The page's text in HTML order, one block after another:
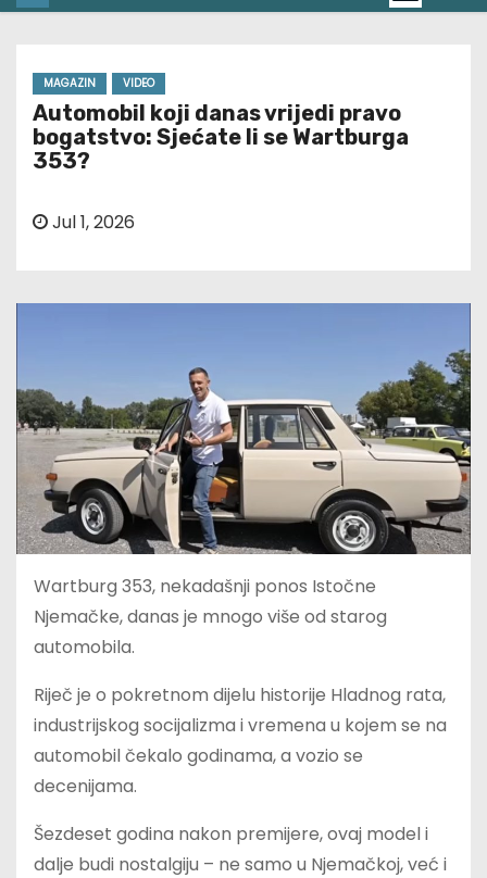
MAGAZIN VIDEO
Automobil koji danas vrijedi pravo
bogatstvo: Sjećate li se Wartburga
353?
Jul 1, 2026
Wartburg 353, nekadašnji ponos Istočne
Njemačke, danas je mnogo više od starog
automobila.
Riječ je o pokretnom dijelu historije Hladnog rata,
industrijskog socijalizma i vremena u kojem se na
automobil čekalo godinama, a vozio se
decenijama.
Šezdeset godina nakon premijere, ovaj model i
dalje budi nostalgiju – ne samo u Njemačkoj, već i